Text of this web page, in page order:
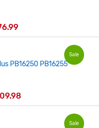
Sale
PB16250 PB16255
Sale